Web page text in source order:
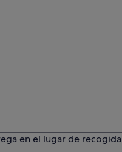
en el lugar de recogida